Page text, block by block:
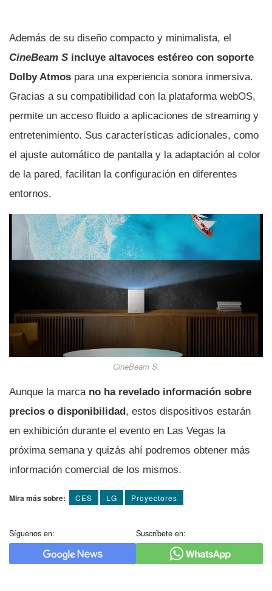
Además de su diseño compacto y minimalista, el
CineBeam S incluye altavoces estéreo con soporte
Dolby Atmos para una experiencia sonora inmersiva.
Gracias a su compatibilidad con la plataforma webOS,
permite un acceso fluido a aplicaciones de streaming y
entretenimiento. Sus características adicionales, como
el ajuste automático de pantalla y la adaptación al color
de la pared, facilitan la configuración en diferentes
entornos.
CineBeam S.
Aunque la marca no ha revelado información sobre
precios o disponibilidad, estos dispositivos estarán
en exhibición durante el evento en Las Vegas la
próxima semana y quizás ahí podremos obtener más
información comercial de los mismos.
Mira más sobre: CES LG Proyectores
Síguenos en: Suscríbete en: